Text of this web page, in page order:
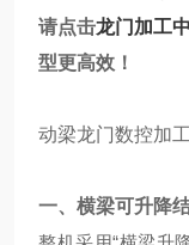
请点击龙门加工
型更高效！
动梁龙门数控加
一、横梁可升降